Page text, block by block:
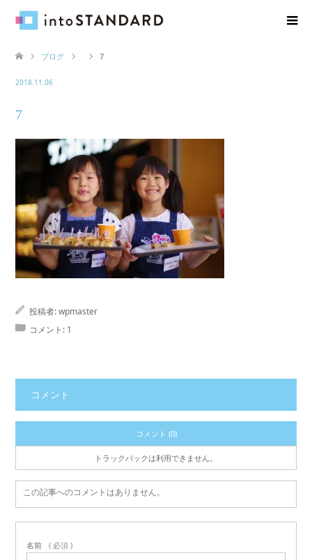
ブログ 7
2018.11.06
7
投稿者:wpmaster
コメント: 1
コメント
コメント (0)
トラックバックは利用できません。
この記事へのコメントはありません。
名前 ( 必須 )